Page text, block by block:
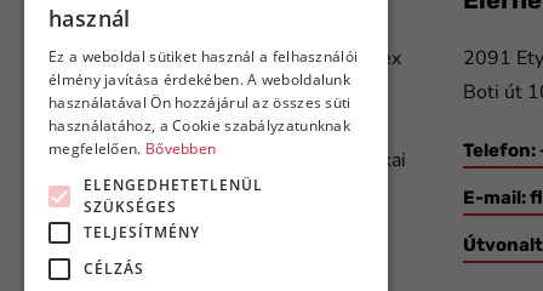
Több mint 20 éve nyújtunk komplex
megoldásokat a nyomda- és
papíripar, a csomagolástechnika,
valamint a gépjármű- és elektronikai
ipar szereplőinek.
2091
Boti út
E-mail:
használ
Ez a weboldal sütiket használ a felhasználói
élmény javítása érdekében. A weboldalunk
használatával Ön hozzájárul az összes süti
használatához, a Cookie szabályzatunknak
megfelelően. Bővebben
ELENGEDHETETLENÜL
SZÜKSÉGES
TELJESÍTMÉNY
CÉLZÁS